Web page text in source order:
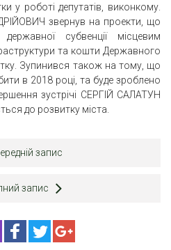
у роботі депутатів, виконкому.
звернув на проекти, що
субвенції місцевим
та кошти Державного
Зупинився також на тому, що
в 2018 році, та буде зроблено
зустрічі СЕРГІЙ САЛАТУН
до розвитку міста.
запис
запис